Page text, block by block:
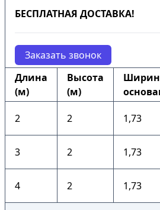
БЕСПЛАТНАЯ ДОСТАВКА!
Заказать звонок
Длина
(м)
Высота
(м)
2 2 1,73
3 2 1,73
4 2 1,73